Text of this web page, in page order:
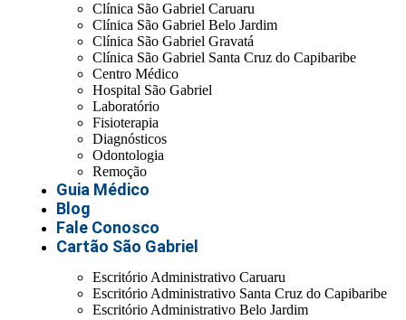
Clínica São Gabriel Caruaru
Clínica São Gabriel Belo Jardim
Clínica São Gabriel Gravatá
Clínica São Gabriel Santa Cruz do Capibaribe
Centro Médico
Hospital São Gabriel
Laboratório
Fisioterapia
Diagnósticos
Odontologia
Remoção
Guia Médico
Blog
Fale Conosco
Cartão São Gabriel
Escritório Administrativo Caruaru
Escritório Administrativo Santa Cruz do Capibaribe
Escritório Administrativo Belo Jardim